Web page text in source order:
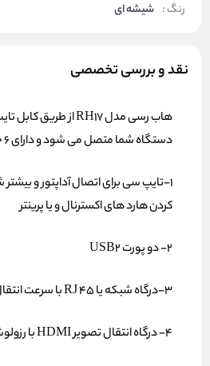
رنگ : شیشه ای
نقد و بررسی تخصصی
دستگاه شما متصل می شود و دارای 6 خروجی از نوع:
1-تایپ سی برای اتصال آداپتور و
کردن هارد های اکسترنال و یا پرینتر
2- دو پورت USB2
3-درگاه شبکه یا RJ 45 با سرعت انتقال 1000 مگابایت در ثانیه
4- درگاه انتقال تصویر HDMI با رزولوشن 4K 60 Hz